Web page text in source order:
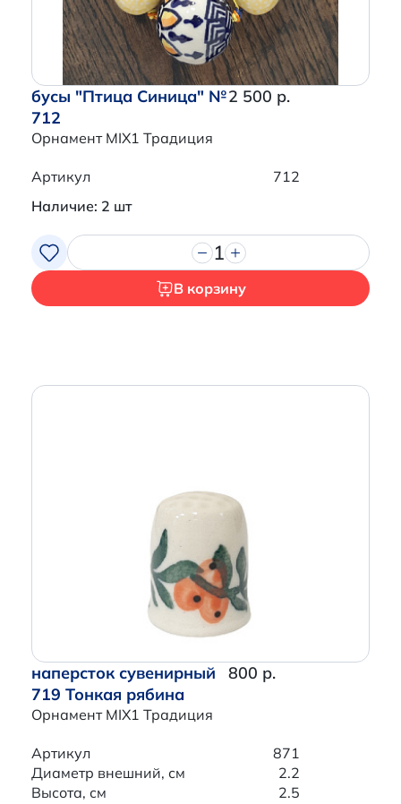
бусы "Птица Синица" №
712
Орнамент MIX1 Традиция
2 500 р.
Артикул
712
Наличие: 2 шт
1
В корзину
наперсток сувенирный
719 Тонкая рябина
Орнамент MIX1 Традиция
800 р.
Артикул
871
Диаметр внешний, см
2.2
Высота, см
2.5